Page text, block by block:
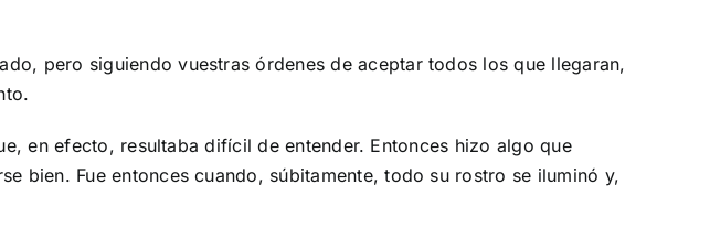
pero siguiendo vuestras órdenes de aceptar todos los que llegaran,
en efecto, resultaba difícil de entender. Entonces hizo algo que
bien. Fue entonces cuando, súbitamente, todo su rostro se iluminó y,